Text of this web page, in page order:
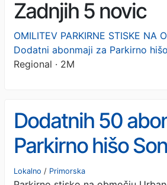
Zadnjih 5 novic
OMILITEV PARKIRNE STISKE NA
Dodatni abonmaji za Parkirno
Regional · 2M
Dodatnih 50
Parkirno hišo
Lokalno / Primorska